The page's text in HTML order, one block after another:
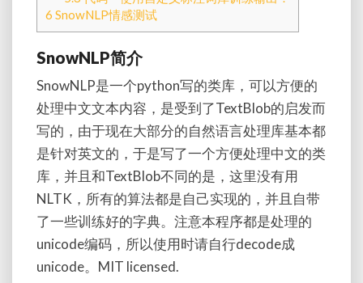
6 SnowNLP情感测试
SnowNLP简介
SnowNLP是一个python写的类库，可以方便的
处理中文文本内容，是受到了TextBlob的启发而
写的，由于现在大部分的自然语言处理库基本都
是针对英文的，于是写了一个方便处理中文的类
库，并且和TextBlob不同的是，这里没有用
NLTK，所有的算法都是自己实现的，并且自带
了一些训练好的字典。注意本程序都是处理的
unicode编码，所以使用时请自行decode成
unicode。MIT licensed.